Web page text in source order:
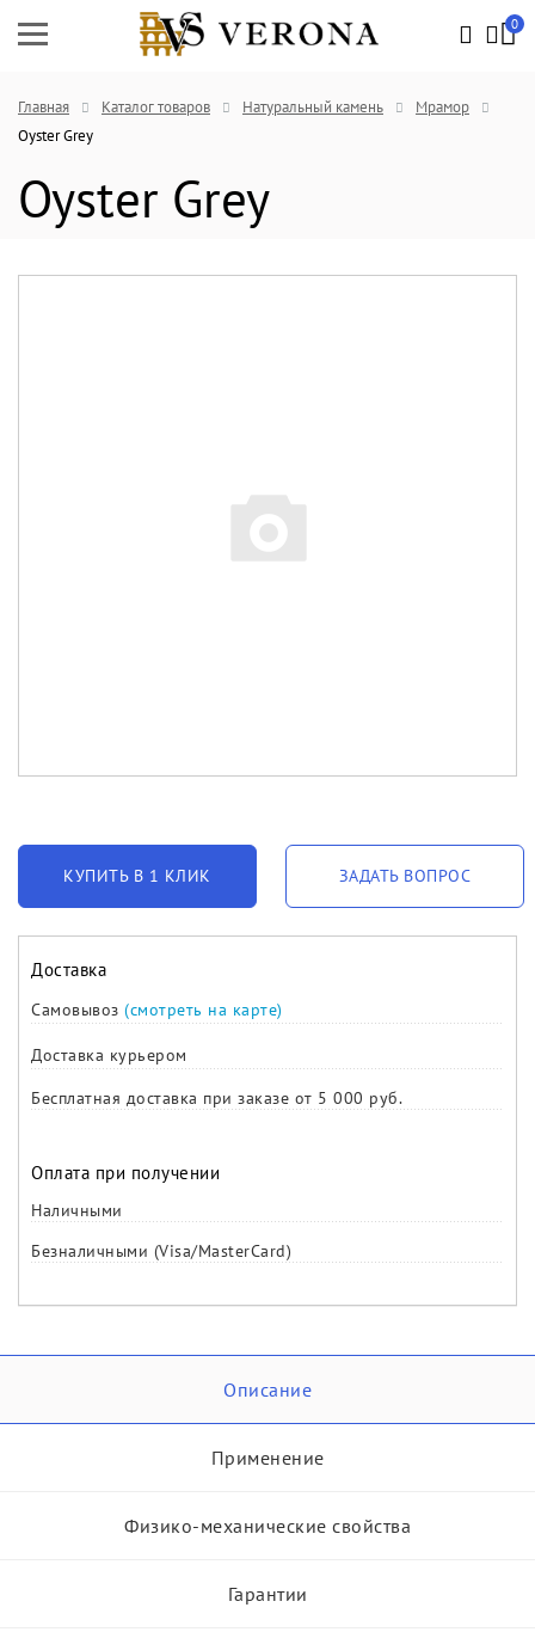
0
Главная Каталог товаров Натуральный камень
Мрамор
Oyster Grey
Oyster Grey
КУПИТЬ В 1 КЛИК ЗАДАТЬ ВОПРОС
Доставка
Самовывоз (смотреть на карте)
Доставка курьером
Бесплатная доставка при заказе от 5 000 руб.
Оплата при получении
Наличными
Безналичными (Visa/MasterCard)
Описание
Применение
Физико-механические свойства
Гарантии